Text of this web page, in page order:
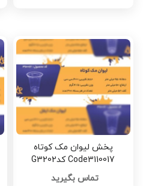
پخش لیوان مک کوتاه
Code3110017 کدG3202
تماس بگیرید